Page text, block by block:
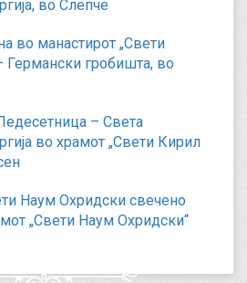
во Слепче
во манастирот „Свети
Германски гробишта, во
– Света
во храмот „Свети Кирил
Наум Охридски свечено
„Свети Наум Охридски“